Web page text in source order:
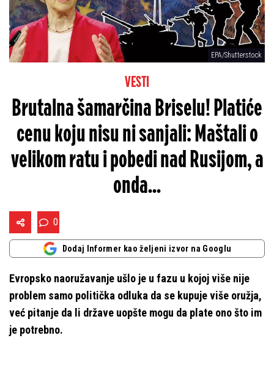
EPA/Shutterstock
VESTI
Brutalna šamarčina Briselu! Platiće
cenu koju nisu ni sanjali: Maštali o
velikom ratu i pobedi nad Rusijom, a
onda...
0
Dodaj Informer kao željeni izvor na Googlu
Evropsko naoružavanje ušlo je u fazu u kojoj više nije
problem samo politička odluka da se kupuje više oružja,
već pitanje da li države uopšte mogu da plate ono što im
je potrebno.